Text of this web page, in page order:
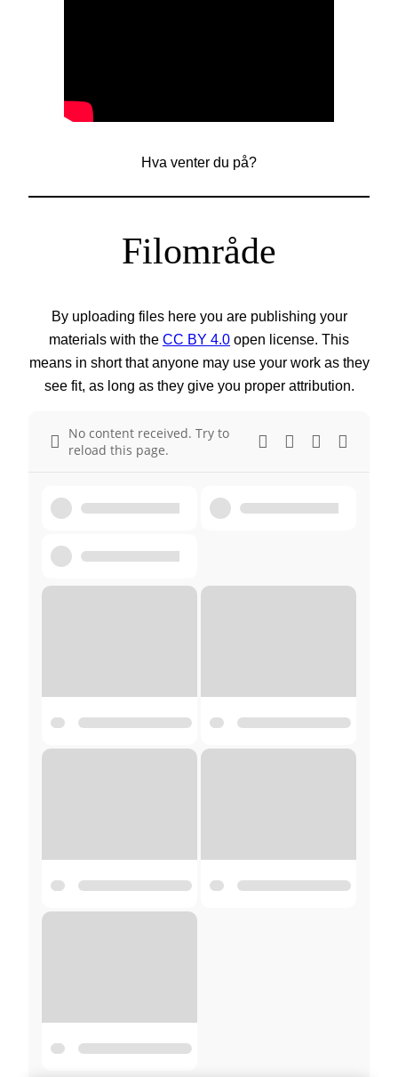
Hva venter du på?
Filområde
By uploading files here you are publishing your
materials with the CC BY 4.0 open license. This
means in short that anyone may use your work as they
see fit, as long as they give you proper attribution.
No content received. Try to
reload this page.